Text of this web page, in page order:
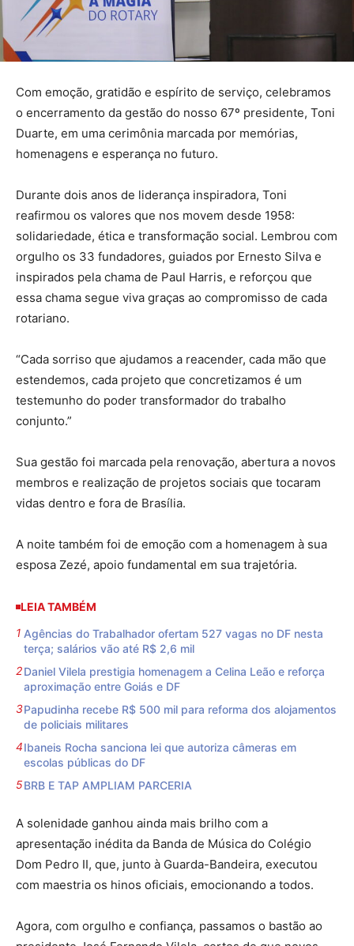
Com emoção, gratidão e espírito de serviço, celebramos
o encerramento da gestão do nosso 67º presidente, Toni
Duarte, em uma cerimônia marcada por memórias,
homenagens e esperança no futuro.
Durante dois anos de liderança inspiradora, Toni
reafirmou os valores que nos movem desde 1958:
solidariedade, ética e transformação social. Lembrou com
orgulho os 33 fundadores, guiados por Ernesto Silva e
inspirados pela chama de Paul Harris, e reforçou que
essa chama segue viva graças ao compromisso de cada
rotariano.
“Cada sorriso que ajudamos a reacender, cada mão que
estendemos, cada projeto que concretizamos é um
testemunho do poder transformador do trabalho
conjunto.”
Sua gestão foi marcada pela renovação, abertura a novos
membros e realização de projetos sociais que tocaram
vidas dentro e fora de Brasília.
A noite também foi de emoção com a homenagem à sua
esposa Zezé, apoio fundamental em sua trajetória.
LEIA TAMBÉM
Agências do Trabalhador ofertam 527 vagas no DF nesta
terça; salários vão até R$ 2,6 mil
Daniel Vilela prestigia homenagem a Celina Leão e reforça
aproximação entre Goiás e DF
Papudinha recebe R$ 500 mil para reforma dos alojamentos
de policiais militares
Ibaneis Rocha sanciona lei que autoriza câmeras em
escolas públicas do DF
BRB E TAP AMPLIAM PARCERIA
A solenidade ganhou ainda mais brilho com a
apresentação inédita da Banda de Música do Colégio
Dom Pedro II, que, junto à Guarda-Bandeira, executou
com maestria os hinos oficiais, emocionando a todos.
Agora, com orgulho e confiança, passamos o bastão ao